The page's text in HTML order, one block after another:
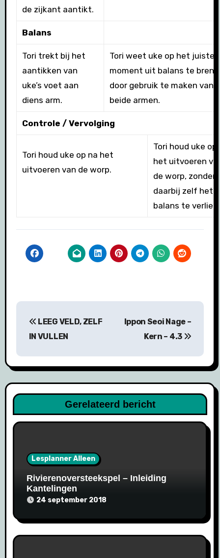
de zijkant aantikt.
Balans
Tori trekt bij het
aantikken van
uke’s voet aan
diens arm.
Tori weet uke op het juiste
moment uit balans te
door gebruik te maken van
beide armen.
Controle / Vervolging
Tori houd uke op na het
uitvoeren van de worp.
Tori houd uke op
het uitvoeren
de worp, zonder
daarbij zelf het
balans te
navigatie
LEEG VELD, ZELF
IN VULLEN
Ippon Seoi Nage –
Kern – 4.3
Gerelateerd bericht
Lesplanner Alleen
Rivierenoversteekspel – Inleiding
Kantelingen
24 september 2018